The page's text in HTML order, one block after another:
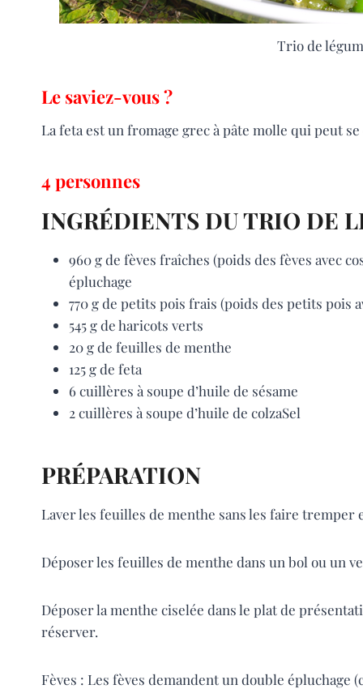
Trio de
Le saviez-vous ?
La feta est un fromage grec à pâte molle qui peut
4 personnes
INGRÉDIENTS DU TRIO DE
960 g de fèves fraîches (poids des fèves avec
épluchage
770 g de petits pois frais (poids des petits pois
545 g de haricots verts
20 g de feuilles de menthe
125 g de feta
6 cuillères à soupe d’huile de sésame
2 cuillères à soupe d’huile de colzaSel
PRÉPARATION
Laver les feuilles de menthe sans les faire tremper
Déposer les feuilles de menthe dans un bol ou un
Déposer la menthe ciselée dans le plat de
réserver.
Fèves : Les fèves demandent un double